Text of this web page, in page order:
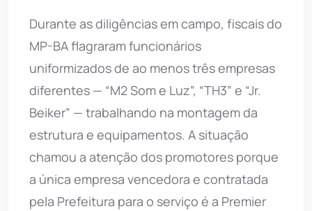
Durante as diligências em campo, fiscais do
MP-BA flagraram funcionários
uniformizados de ao menos três empresas
diferentes — “M2 Som e Luz”, “TH3” e “Jr.
Beiker” — trabalhando na montagem da
estrutura e equipamentos. A situação
chamou a atenção dos promotores porque
a única empresa vencedora e contratada
pela Prefeitura para o serviço é a Premier